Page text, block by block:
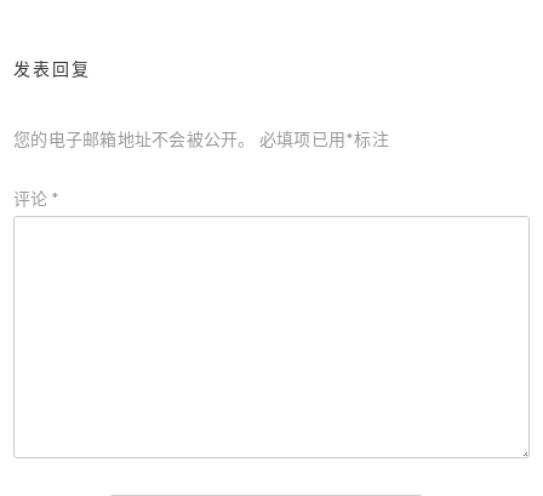
发表回复
您的电子邮箱地址不会被公开。 必填项已用*标注
评论 *